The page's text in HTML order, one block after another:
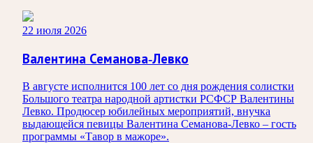
22 июля 2026
Валентина Семанова-Левко
В августе исполнится 100 лет со дня рождения солистки
Большого театра народной артистки РСФСР Валентины
Левко. Продюсер юбилейных мероприятий, внучка
выдающейся певицы Валентина Семанова-Левко – гость
программы «Тавор в мажоре».